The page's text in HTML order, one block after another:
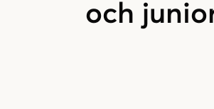
och